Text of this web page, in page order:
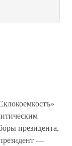
президента,
—